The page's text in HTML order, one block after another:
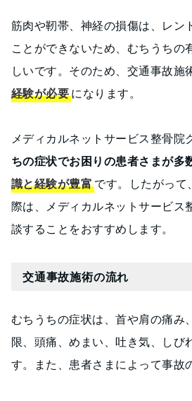
筋肉や靭帯、神経の損傷は、レン
ことができないため、むちうちの
しいです。そのため、交通事故施
経験が必要になります。
メディカルネットサービス整骨院
ちの症状でお困りの患者さまが多
識と経験が豊富です。したがって
際は、メディカルネットサービス
談することをおすすめします。
交通事故施術の流れ
むちうちの症状は、首や肩の痛み
限、頭痛、めまい、吐き気、しび
す。また、患者さまによって事故